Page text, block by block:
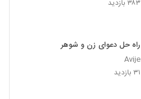
۳۸۳ بازدید
راه حل دعوای زن و شوهر
Avije
۳۱ بازدید